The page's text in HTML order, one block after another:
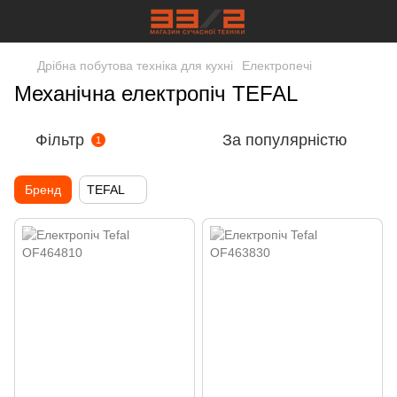
Дрібна побутова техніка для кухні Електропечі
Механічна електропіч TEFAL
Фільтр 1 За популярністю
Бренд TEFAL